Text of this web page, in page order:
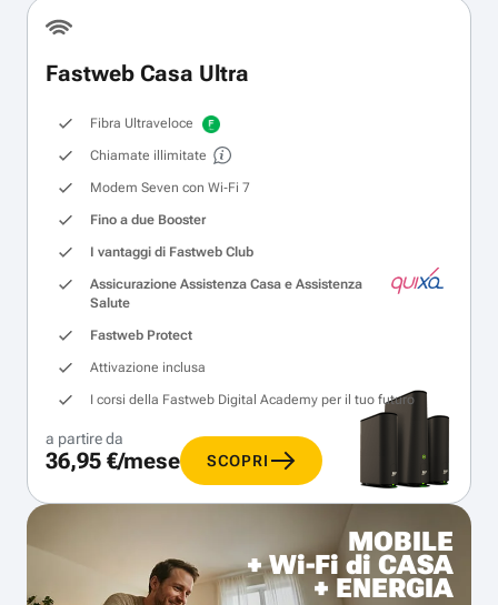
Fastweb Casa Ultra
Fibra Ultraveloce
Chiamate illimitate
Modem Seven con Wi‑Fi 7
Fino a due Booster
I vantaggi di Fastweb Club
Assicurazione Assistenza Casa e Assistenza
Salute
Fastweb Protect
Attivazione inclusa
I corsi della Fastweb Digital Academy per il tuo futuro
a partire da
36,95 €/mese SCOPRI
MOBILE
+ Wi-Fi di CASA
+ ENERGIA